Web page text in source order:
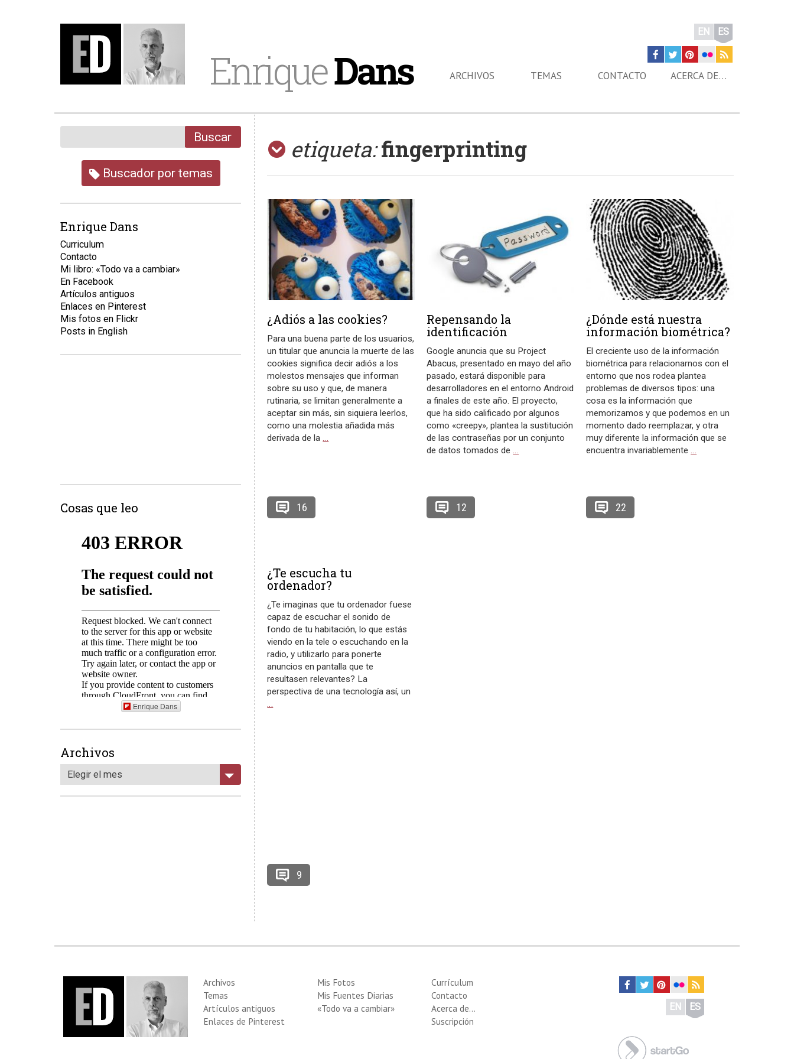
EnriqueDans
EN ES
ARCHIVOS TEMAS CONTACTO ACERCA DE…
etiqueta: fingerprinting
¿Adiós a las cookies?
Para una buena parte de los usuarios,
un titular que anuncia la muerte de las
cookies significa decir adiós a los
molestos mensajes que informan
sobre su uso y que, de manera
rutinaria, se limitan generalmente a
aceptar sin más, sin siquiera leerlos,
como una molestia añadida más
derivada de la…
16
Repensando la
identificación
Google anuncia que su Project
Abacus, presentado en mayo del año
pasado, estará disponible para
desarrolladores en el entorno Android
a finales de este año. El proyecto,
que ha sido calificado por algunos
como «creepy», plantea la sustitución
de las contraseñas por un conjunto
de datos tomados de…
12
¿Dónde está nuestra
información biométrica?
El creciente uso de la información
biométrica para relacionarnos con el
entorno que nos rodea plantea
problemas de diversos tipos: una
cosa es la información que
memorizamos y que podemos en un
momento dado reemplazar, y otra
muy diferente la información que se
encuentra invariablemente…
22
¿Te escucha tu
ordenador?
¿Te imaginas que tu ordenador fuese
capaz de escuchar el sonido de
fondo de tu habitación, lo que estás
viendo en la tele o escuchando en la
radio, y utilizarlo para ponerte
anuncios en pantalla que te
resultasen relevantes? La
perspectiva de una tecnología así, un
…
9
Buscar
Buscador por temas
Enrique Dans
Curriculum
Contacto
Mi libro: «Todo va a cambiar»
En Facebook
Artículos antiguos
Enlaces en Pinterest
Mis fotos en Flickr
Posts in English
Cosas que leo
Enrique Dans
Archivos
Elegir el mes
Archivos
Temas
Artículos antiguos
Enlaces de Pinterest
Mis Fotos
Mis Fuentes Diarias
«Todo va a cambiar»
Currículum
Contacto
Acerca de…
Suscripción
EN ES